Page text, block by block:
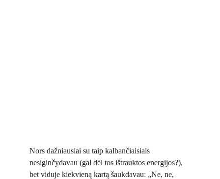
Nors dažniausiai su taip kalbančiaisiais
nesiginčydavau (gal dėl tos ištrauktos energijos?),
bet viduje kiekvieną kartą šaukdavau: „Ne, ne,